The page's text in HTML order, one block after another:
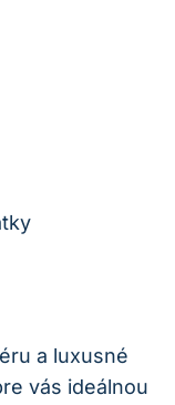
a luxusné
vás ideálnou